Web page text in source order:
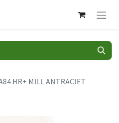
HR+ MILL ANTRACIET